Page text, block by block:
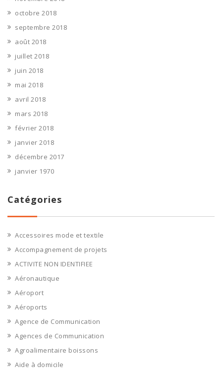
octobre 2018
septembre 2018
août 2018
juillet 2018
juin 2018
mai 2018
avril 2018
mars 2018
février 2018
janvier 2018
décembre 2017
janvier 1970
Catégories
Accessoires mode et textile
Accompagnement de projets
ACTIVITE NON IDENTIFIEE
Aéronautique
Aéroport
Aéroports
Agence de Communication
Agences de Communication
Agroalimentaire boissons
Aide à domicile